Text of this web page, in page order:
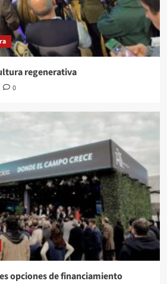
regenerativa
0
opciones de financiamiento